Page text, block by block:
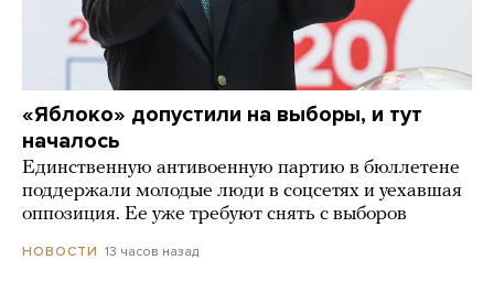
«Яблоко» допустили на выборы, и тут
началось
Единственную антивоенную партию в бюллетене
поддержали молодые люди в соцсетях и уехавшая
оппозиция. Ее уже требуют снять с выборов
НОВОСТИ 13 часов назад